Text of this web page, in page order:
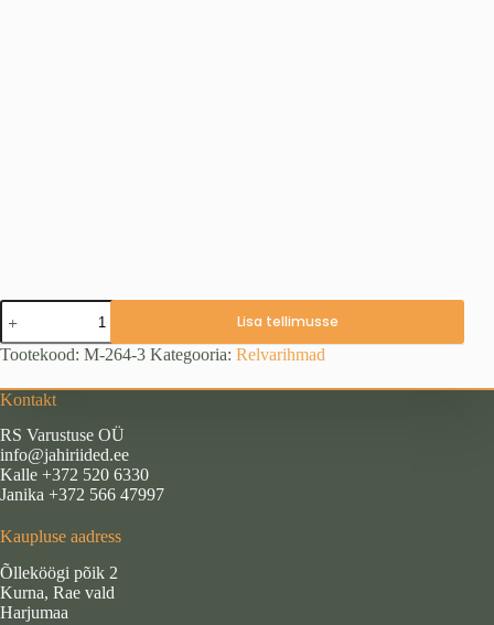
Püssirihm
WZ,
camo
hirv
cm
Lisa tellimusse
Tootekood: M-264-3 Kategooria: Relvarihmad
Kontakt
RS Varustuse OÜ
info@jahiriided.ee
Kalle +372 520 6330
Janika +372 566 47997
Kaupluse aadress
Õlleköögi põik 2
Kurna, Rae vald
Harjumaa